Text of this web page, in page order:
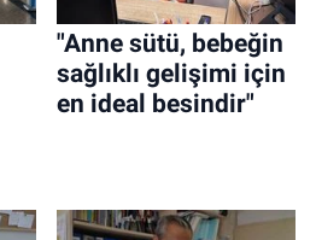
"Anne sütü, bebeğin
sağlıklı gelişimi için
en ideal besindir"